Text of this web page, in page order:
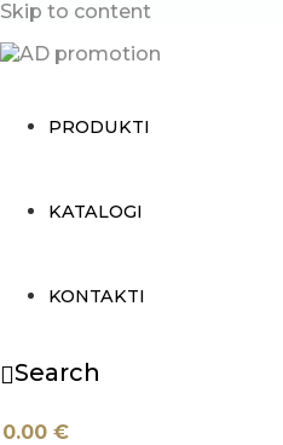
Skip to content
PRODUKTI
KATALOGI
KONTAKTI
Search
0.00 €